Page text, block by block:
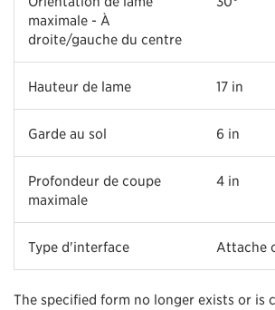
maximale - À
droite/gauche du centre
Hauteur de lame 17 in
Garde au sol 6 in
Profondeur de coupe
maximale
4 in
Type d'interface Attache
The specified form no longer exists or is